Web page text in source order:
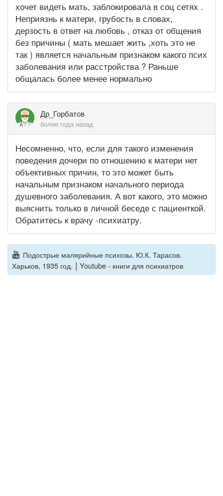
хочет видеть мать, заблокировала в соц сетях .
Неприязнь к матери, грубость в словах,
дерзость в ответ на любовь , отказ от общения
без причины ( мать мешает жить ,хоть это не
так ) является начальным признаком какого псих
заболевания или расстройства ? Раньше
общалась более менее нормально
Др_Горбатов
более года назад
Несомненно, что, если для такого изменения
поведения дочери по отношению к матери нет
объективных причин, то это может быть
начальным признаком начального периода
душевного заболевания. А вот какого, это можно
выяснить только в личной беседе с пациенткой.
Обратитесь к врачу -психиатру.
Подострые малярийные психозы. Ю.К. Тарасов.
Харьков, 1935 год. | Youtube - книги для психиатров